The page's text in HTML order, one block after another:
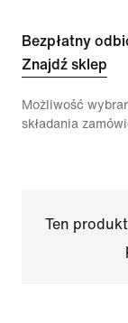
Bezpłatny
Znajdź sklep
Możliwość
składania
Ten